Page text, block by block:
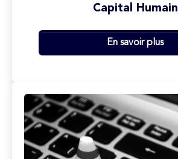
Capital Humain
En savoir plus